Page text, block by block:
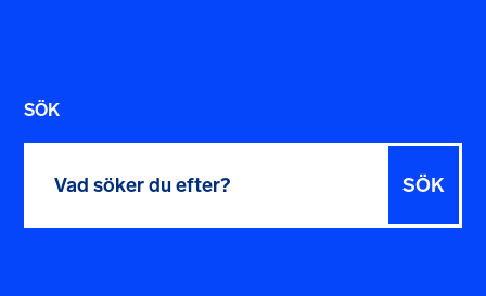
SÖK
efter: